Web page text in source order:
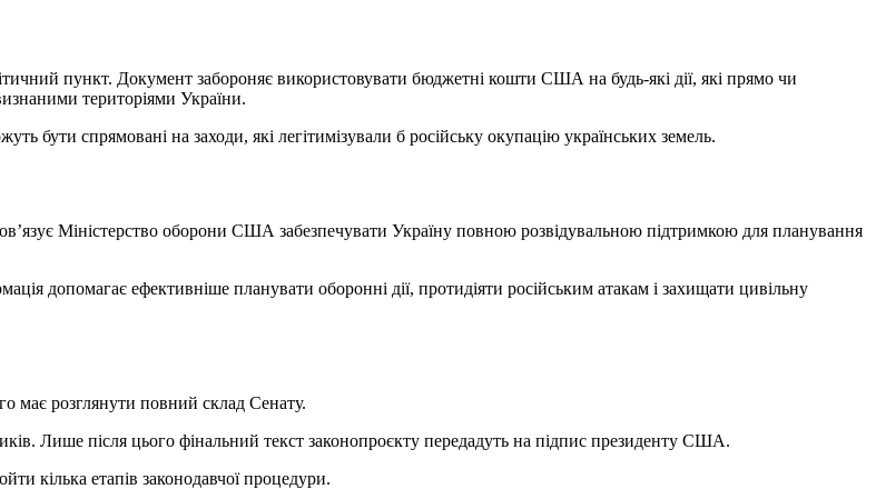
пункт. Документ забороняє використовувати бюджетні кошти США на будь-які дії, які прямо чи
територіями України.
бути спрямовані на заходи, які легітимізували б російську окупацію українських земель.
Міністерство оборони США забезпечувати Україну повною розвідувальною підтримкою для планування
допомагає ефективніше планувати оборонні дії, протидіяти російським атакам і захищати цивільну
має розглянути повний склад Сенату.
Лише після цього фінальний текст законопроєкту передадуть на підпис президенту США.
кілька етапів законодавчої процедури.